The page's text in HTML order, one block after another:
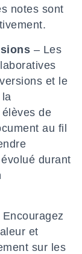
notes sont
– Les
et le
de
au fil
durant
Encouragez
et
sur les